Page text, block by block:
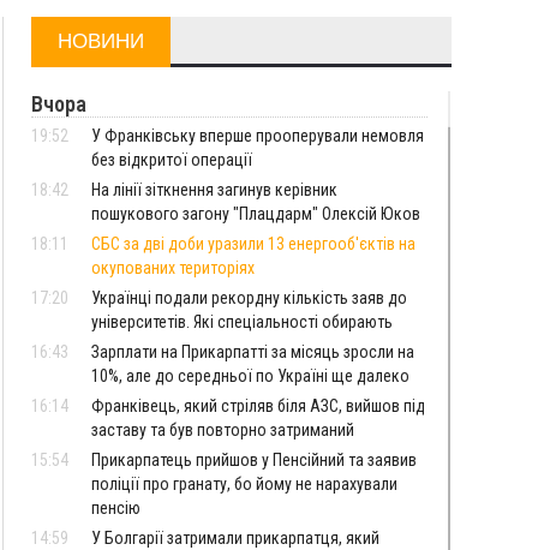
НОВИНИ
Вчора
19:52
У Франківську вперше прооперували немовля
без відкритої операції
18:42
На лінії зіткнення загинув керівник
пошукового загону "Плацдарм" Олексій Юков
18:11
СБС за дві доби уразили 13 енергооб'єктів на
окупованих територіях
17:20
Українці подали рекордну кількість заяв до
університетів. Які спеціальності обирають
16:43
Зарплати на Прикарпатті за місяць зросли на
10%, але до середньої по Україні ще далеко
16:14
Франківець, який стріляв біля АЗС, вийшов під
заставу та був повторно затриманий
15:54
Прикарпатець прийшов у Пенсійний та заявив
поліції про гранату, бо йому не нарахували
пенсію
14:59
У Болгарії затримали прикарпатця, який